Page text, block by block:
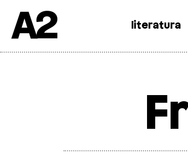
SkipA2 literatura